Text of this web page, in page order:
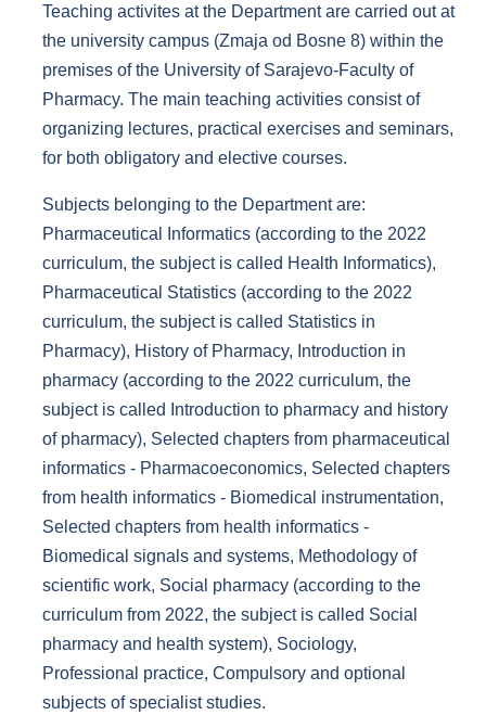
Teaching activites at the Department are carried out at
the university campus (Zmaja od Bosne 8) within the
premises of the University of Sarajevo-Faculty of
Pharmacy. The main teaching activities consist of
organizing lectures, practical exercises and seminars,
for both obligatory and elective courses.
Subjects belonging to the Department are:
Pharmaceutical Informatics (according to the 2022
curriculum, the subject is called Health Informatics),
Pharmaceutical Statistics (according to the 2022
curriculum, the subject is called Statistics in
Pharmacy), History of Pharmacy, Introduction in
pharmacy (according to the 2022 curriculum, the
subject is called Introduction to pharmacy and history
of pharmacy), Selected chapters from pharmaceutical
informatics - Pharmacoeconomics, Selected chapters
from health informatics - Biomedical instrumentation,
Selected chapters from health informatics -
Biomedical signals and systems, Methodology of
scientific work, Social pharmacy (according to the
curriculum from 2022, the subject is called Social
pharmacy and health system), Sociology,
Professional practice, Compulsory and optional
subjects of specialist studies.